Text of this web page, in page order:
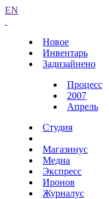
EN
Новое
Инвентарь
Задизайнено
Процесс
2007
Апрель
Студия
Магазинус
Медиа
Экспресс
Иронов
Журналус